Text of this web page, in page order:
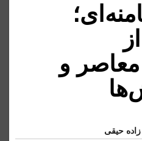
معاصر و
حیقی